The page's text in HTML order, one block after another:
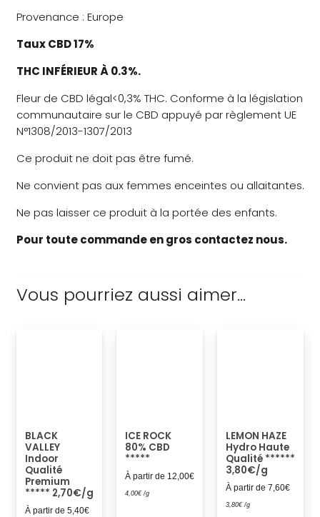
Provenance : Europe
Taux CBD 17%
THC INFÉRIEUR À 0.3%.
Fleur de CBD légal<0,3% THC. Conforme à la législation
communautaire sur le CBD appuyé par règlement UE
N°1308/2013-1307/2013
Ce produit ne doit pas être fumé.
Ne convient pas aux femmes enceintes ou allaitantes.
Ne pas laisser ce produit à la portée des enfants.
Pour toute commande en gros contactez nous.
Vous pourriez aussi aimer…
BLACK
VALLEY
Indoor
Qualité
Premium
***** 2,70€/g
À partir de 5,40€
ICE ROCK
80% CBD
*****
À partir de 12,00€
4,00€ /g
LEMON HAZE
Hydro Haute
Qualité ******
3,80€/g
À partir de7,60€
3,80€ /g